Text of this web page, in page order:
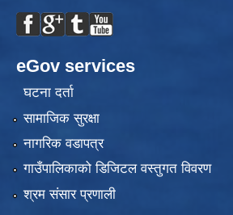
eGov services
घटना दर्ता
सामाजिक सुरक्षा
नागरिक वडापत्र
गाउँपालिकाको डिजिटल वस्तुगत विवरण
श्रम संसार प्रणाली